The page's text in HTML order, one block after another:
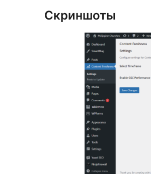
Скриншоты